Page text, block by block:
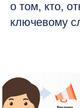
о том, кто,
ключевому